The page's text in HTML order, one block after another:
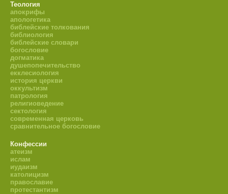
Теология
апокрифы
апологетика
библейские толкования
библиология
библейские словари
богословие
догматика
душепопечительство
екклесиология
история церкви
оккультизм
патрология
религиоведение
сектология
современная церковь
сравнительное богословие
Конфессии
атеизм
ислам
иудаизм
католицизм
православие
протестантизм